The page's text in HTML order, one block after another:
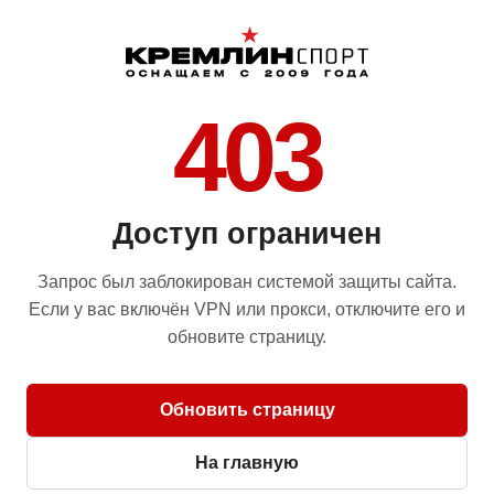
403
Доступ ограничен
Запрос был заблокирован системой защиты сайта.
Если у вас включён VPN или прокси, отключите его и
обновите страницу.
Обновить страницу
На главную